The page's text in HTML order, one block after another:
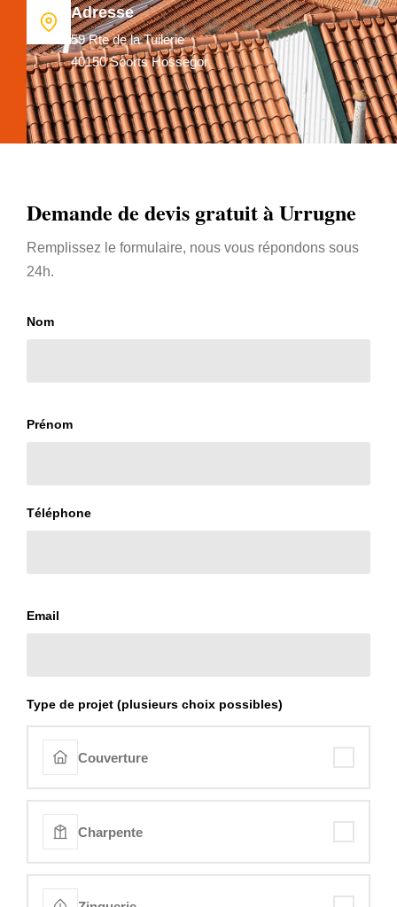
Adresse
59 Rte de la Tuilerie
40150 Soorts Hossegor
Demande de devis gratuit à Urrugne
Remplissez le formulaire, nous vous répondons sous
24h.
Nom
Prénom
Téléphone
Email
Type de projet (plusieurs choix possibles)
Couverture
Charpente